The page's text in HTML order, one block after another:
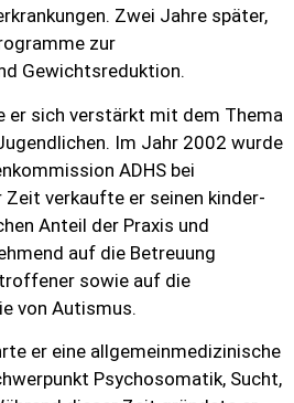
Zwei Jahre später,
zur
Gewichtsreduktion.
sich verstärkt mit dem Thema
Im Jahr 2002 wurde
ADHS bei
Zeit verkaufte er seinen kinder-
Anteil der Praxis und
auf die Betreuung
sowie auf die
von Autismus.
er eine allgemeinmedizinische
Psychosomatik, Sucht,